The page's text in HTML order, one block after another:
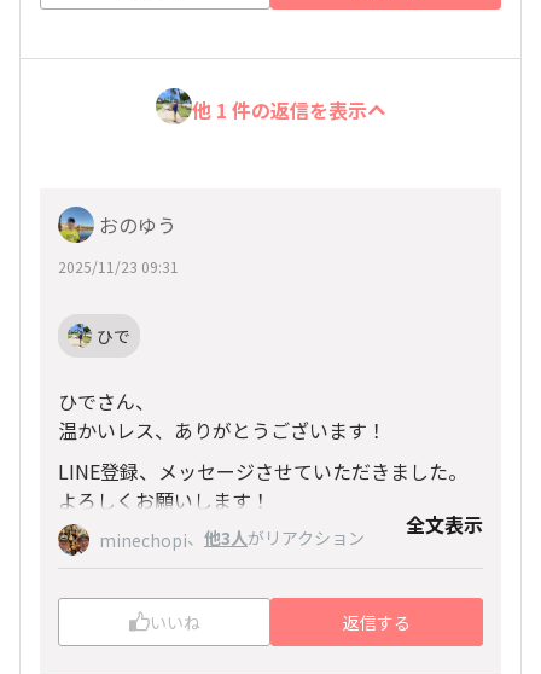
他 1 件の返信を表示
おのゆう
2025/11/23 09:31
ひで
ひでさん、
温かいレス、ありがとうございます！
LINE登録、メッセージさせていただきました。
よろしくお願いします！
minechopi、 他3人がリアクション 全文表示
いいね 返信する